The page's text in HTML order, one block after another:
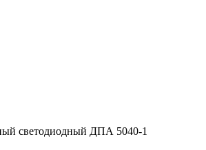
светодиодный ДПА 5040-1